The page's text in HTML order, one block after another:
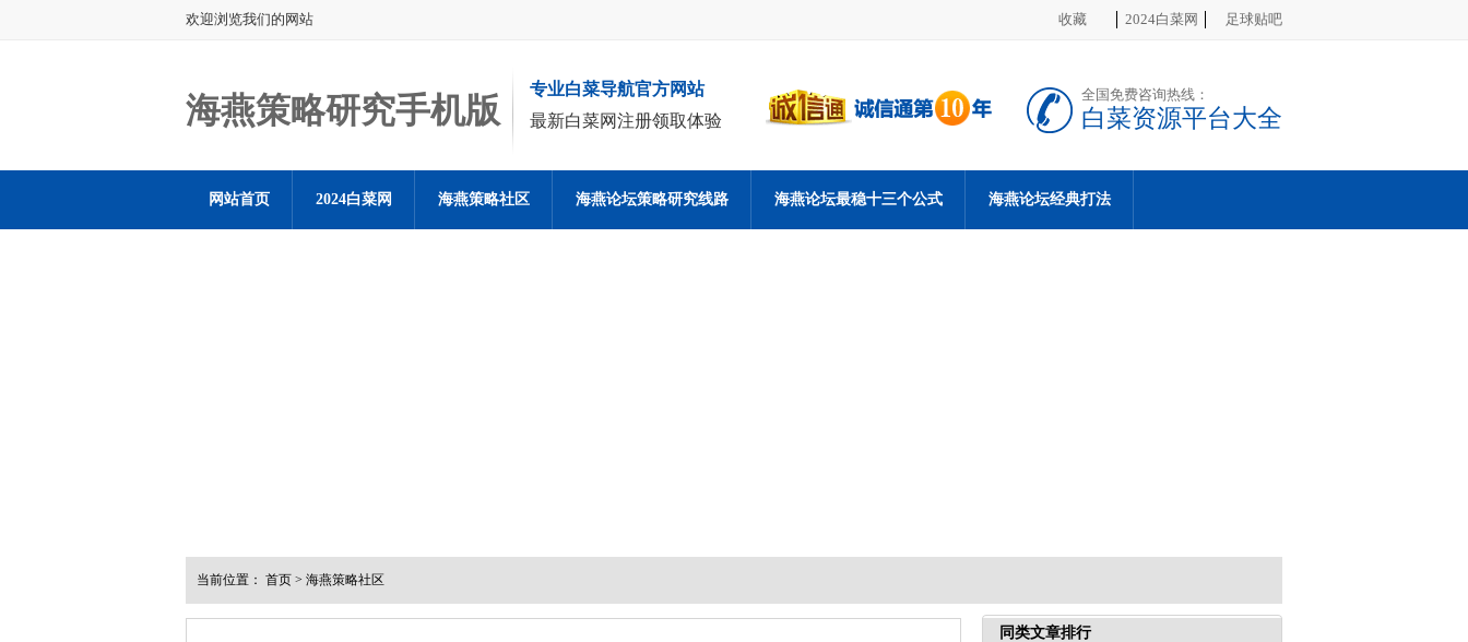
欢迎浏览我们的网站 收藏 2024白菜网 足球贴吧
海燕策略研究手机版
专业白菜导航官方网站
最新白菜网注册领取体验
全国免费咨询热线：
白菜资源平台大全
网站首页 2024白菜网 海燕策略社区 海燕论坛策略研究线路 海燕论坛最稳十三个公式 海燕论坛经典打法
当前位置： 首页 > 海燕策略社区
同类文章排行